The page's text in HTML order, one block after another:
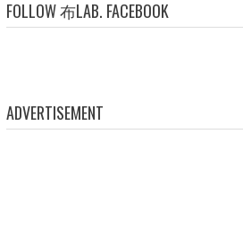
FOLLOW 布LAB. FACEBOOK
ADVERTISEMENT